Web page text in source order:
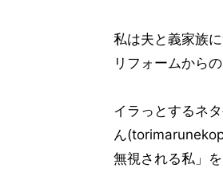
私は夫と義家族
リフォームから
イラっとするネ
ん
無視される私」を